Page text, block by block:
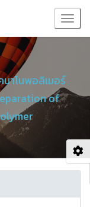
าโนพอลิเมอร์
of